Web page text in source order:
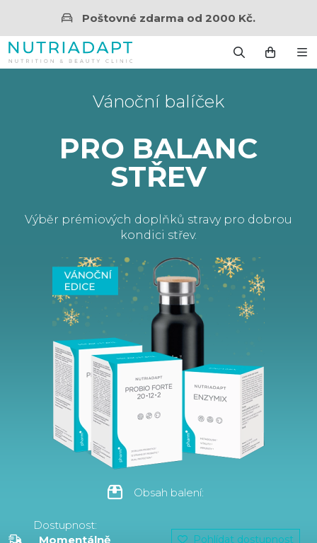
Poštovné zdarma od 2000 Kč.
Vánoční balíček
PRO BALANC
STŘEV
Výběr prémiových doplňků stravy pro dobrou
kondici střev.
Obsah balení:
Dostupnost:
Momentálně
Pohlídat dostupnost